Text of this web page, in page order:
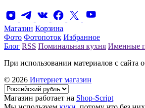
Магазин Корзина
Фото Фотопоток Избранное
Блог RSS Поминальная кухня Именные
При использовании материалов с сайта
© 2026 Интернет магазин
Магазин работает на Shop-Script